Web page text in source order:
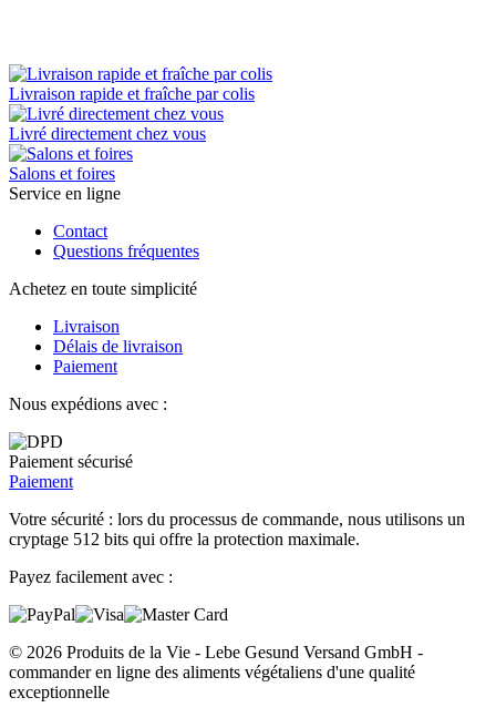
Livraison rapide et fraîche par colis
Livré directement chez vous
Salons et foires
Service en ligne
Contact
Questions fréquentes
Achetez en toute simplicité
Livraison
Délais de livraison
Paiement
Nous expédions avec :
Paiement sécurisé
Paiement
Votre sécurité : lors du processus de commande, nous utilisons un
cryptage 512 bits qui offre la protection maximale.
Payez facilement avec :
© 2026 Produits de la Vie - Lebe Gesund Versand GmbH -
commander en ligne des aliments végétaliens d'une qualité
exceptionnelle